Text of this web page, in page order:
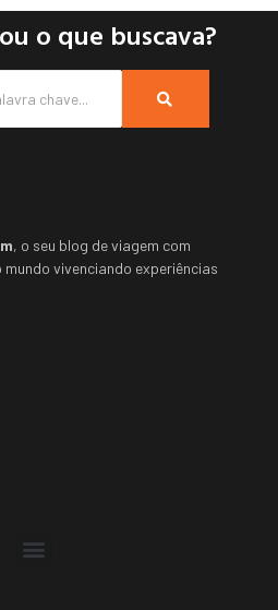
o que buscava?
, o seu blog de viagem com
vivenciando experiências